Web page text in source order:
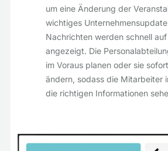
um eine Änderung der
wichtiges Unternehmensupdate
Nachrichten werden schnell
angezeigt. Die
im Voraus planen oder sie
ändern, sodass die Mitarbeiter
die richtigen Informationen